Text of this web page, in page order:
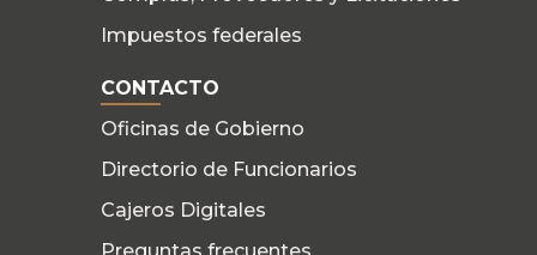
Impuestos federales
CONTACTO
Oficinas de Gobierno
Directorio de Funcionarios
Cajeros Digitales